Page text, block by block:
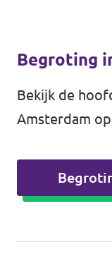
Begroting
Bekijk de
Amsterdam